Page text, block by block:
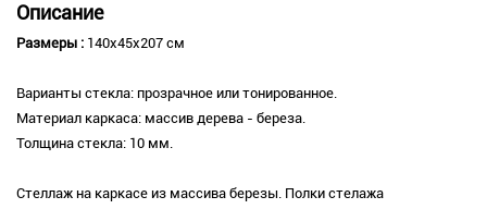
Описание
Размеры : 140х45х207 см
Варианты стекла: прозрачное или тонированное.
Материал каркаса: массив дерева - береза.
Толщина стекла: 10 мм.
Стеллаж на каркасе из массива березы. Полки стелажа